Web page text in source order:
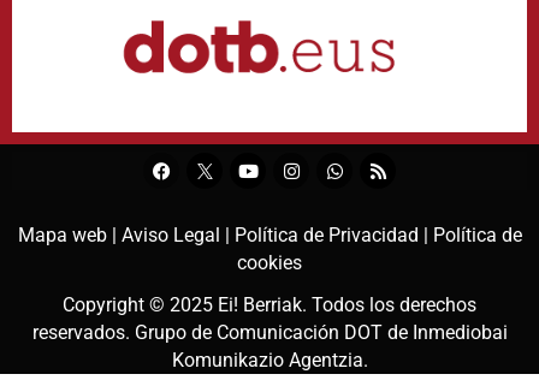
Mapa web | Aviso Legal | Política de Privacidad |
Política de
cookies
Copyright © 2025 Ei! Berriak. Todos los derechos
reservados. Grupo de Comunicación DOT de Inmediobai
Komunikazio Agentzia.